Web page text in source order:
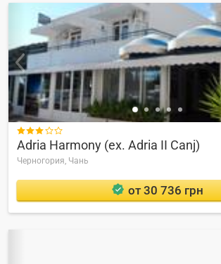

Adria Harmony (ex. Adria II Canj)
Черногория, Чань
от 30 736 грн